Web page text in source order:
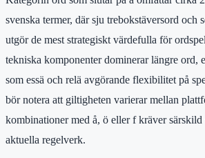
svenska termer, där sju trebokstäversord och
utgör de mest strategiskt värdefulla för
tekniska komponenter dominerar längre ord,
som essä och relä avgörande flexibilitet på
bör notera att giltigheten varierar mellan
kombinationer med å, ö eller f kräver
aktuella regelverk.